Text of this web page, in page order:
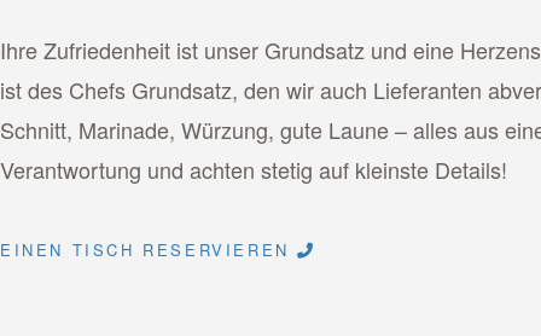
Ihre Zufriedenheit ist unser Grundsatz und eine
ist des Chefs Grundsatz, den wir auch Lieferanten
Schnitt, Marinade, Würzung, gute Laune – alles aus
Verantwortung und achten stetig auf kleinste Details!
EINEN TISCH RESERVIEREN